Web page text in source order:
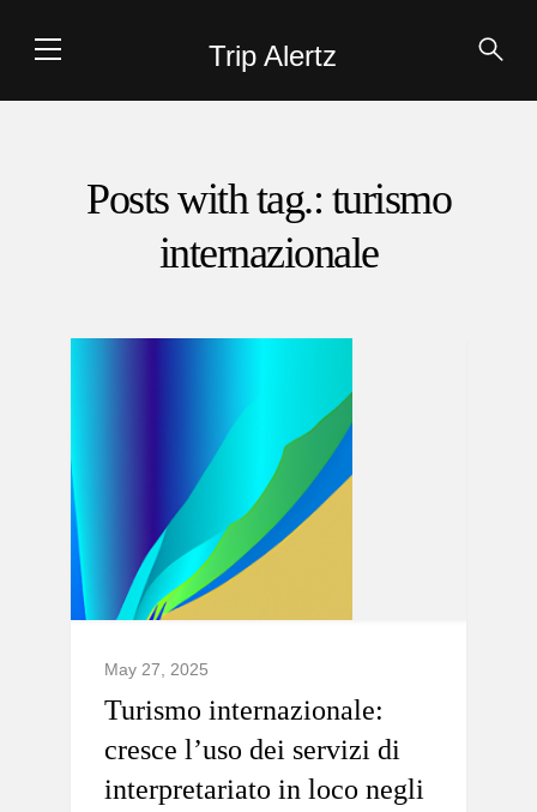
Trip Alertz
Posts with tag.: turismo
internazionale
May 27, 2025
Turismo internazionale:
cresce l’uso dei servizi di
interpretariato in loco negli